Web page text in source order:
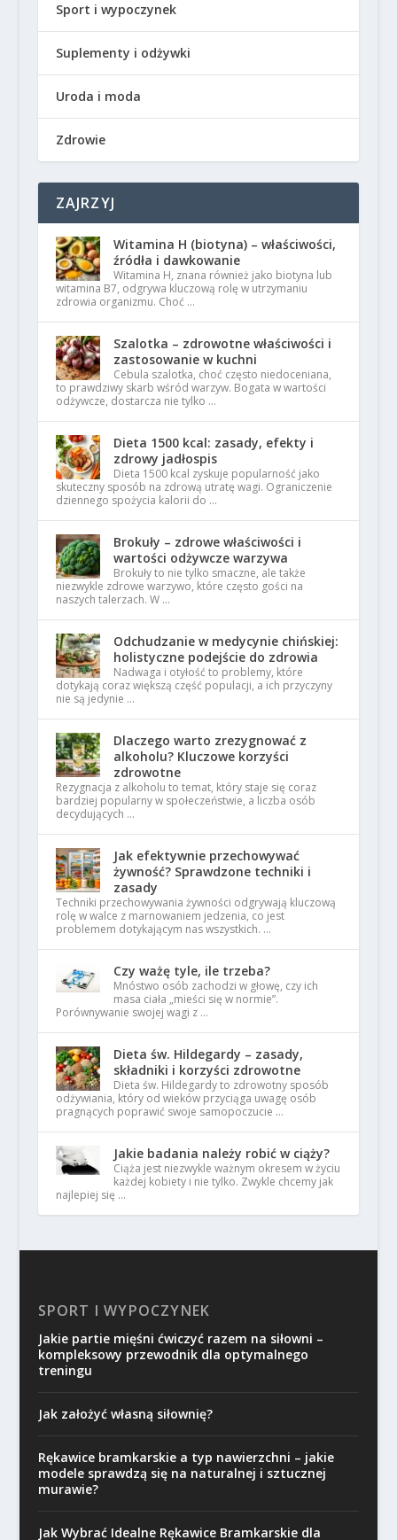
Sport i wypoczynek
Suplementy i odżywki
Uroda i moda
Zdrowie
ZAJRZYJ
Witamina H (biotyna) – właściwości,
źródła i dawkowanie
Witamina H, znana również jako biotyna lub
witamina B7, odgrywa kluczową rolę w utrzymaniu
zdrowia organizmu. Choć …
Szalotka – zdrowotne właściwości i
zastosowanie w kuchni
Cebula szalotka, choć często niedoceniana,
to prawdziwy skarb wśród warzyw. Bogata w wartości
odżywcze, dostarcza nie tylko …
Dieta 1500 kcal: zasady, efekty i
zdrowy jadłospis
Dieta 1500 kcal zyskuje popularność jako
skuteczny sposób na zdrową utratę wagi. Ograniczenie
dziennego spożycia kalorii do …
Brokuły – zdrowe właściwości i
wartości odżywcze warzywa
Brokuły to nie tylko smaczne, ale także
niezwykle zdrowe warzywo, które często gości na
naszych talerzach. W …
Odchudzanie w medycynie chińskiej:
holistyczne podejście do zdrowia
Nadwaga i otyłość to problemy, które
dotykają coraz większą część populacji, a ich przyczyny
nie są jedynie …
Dlaczego warto zrezygnować z
alkoholu? Kluczowe korzyści
zdrowotne
Rezygnacja z alkoholu to temat, który staje się coraz
bardziej popularny w społeczeństwie, a liczba osób
decydujących …
Jak efektywnie przechowywać
żywność? Sprawdzone techniki i
zasady
Techniki przechowywania żywności odgrywają kluczową
rolę w walce z marnowaniem jedzenia, co jest
problemem dotykającym nas wszystkich. …
Czy ważę tyle, ile trzeba?
Mnóstwo osób zachodzi w głowę, czy ich
masa ciała „mieści się w normie”.
Porównywanie swojej wagi z …
Dieta św. Hildegardy – zasady,
składniki i korzyści zdrowotne
Dieta św. Hildegardy to zdrowotny sposób
odżywiania, który od wieków przyciąga uwagę osób
pragnących poprawić swoje samopoczucie …
Jakie badania należy robić w ciąży?
Ciąża jest niezwykle ważnym okresem w życiu
każdej kobiety i nie tylko. Zwykle chcemy jak
najlepiej się …
SPORT I WYPOCZYNEK
Jakie partie mięśni ćwiczyć razem na siłowni –
kompleksowy przewodnik dla optymalnego
treningu
Jak założyć własną siłownię?
Rękawice bramkarskie a typ nawierzchni – jakie
modele sprawdzą się na naturalnej i sztucznej
murawie?
Jak Wybrać Idealne Rękawice Bramkarskie dla